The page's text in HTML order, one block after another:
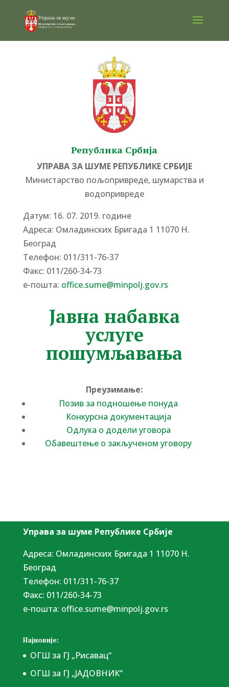
Република Србија
УПРАВА ЗА ШУМЕ РЕПУБЛИКЕ СРБИЈЕ
Министарство пољопривреде, шумарства и
водопривреде
Датум: 16. 07. 2019. године
Адреса: Омладинских Бригада 1 11070 Н.
Београд
Tелефон: 011/311-76-37
Факс: 011/260-34-73
е-пошта: office.sume@minpolj.gov.rs
Јавна набавка
услуге
пошумљавања
Преузимање:
Позив за подношење понуда
Конкурсна документација
Одлука о додели уговора
Обавештење о закљученом уговору
Управа за шуме Републике Србије
Адреса: Омладинских Бригада 1 11070 Н.
Београд
Tелефон: 011/311-76-37
Факс: 011/260-34-73
е-пошта: office.sume@minpolj.gov.rs
Најновије:
ОГШ за ГЈ „Рисавац“
ОГШ за ГЈ „ЈАДОВНИК“